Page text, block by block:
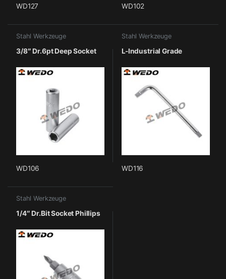
WD127 WD102
Stahl Werkzeuge
3/8″ Dr.6pt Deep Socket
WD106
Stahl Werkzeuge
L-Industrial Grade
WD116
Stahl Werkzeuge
1/4″ Dr.Bit Socket Phillips